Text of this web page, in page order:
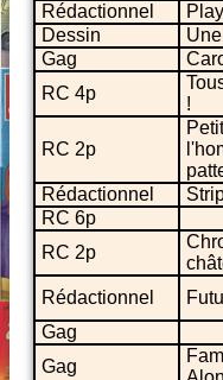
Rédactionnel
Dessin
Gag
RC 4p
!
RC 2p
Rédactionnel
RC 6p
RC 2p
Rédactionnel
Gag
Gag